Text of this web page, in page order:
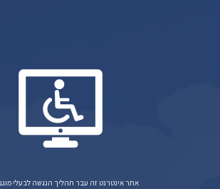
אתר אינטרנט זה עבר תהליך הנגשה לבעלי